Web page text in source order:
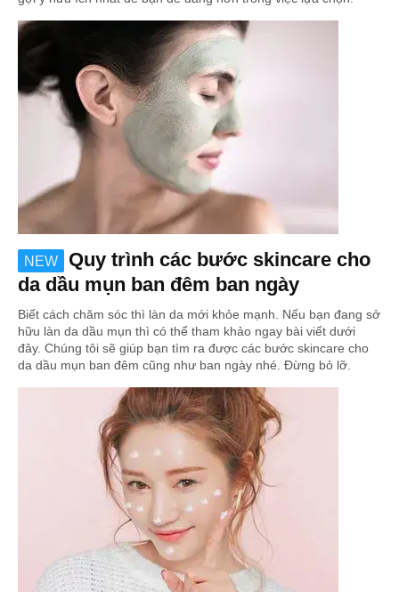
NEW
Quy trình các bước skincare cho
da dầu mụn ban đêm ban ngày
Biết cách chăm sóc thì làn da mới khỏe mạnh. Nếu bạn đang sở
hữu làn da dầu mụn thì có thể tham khảo ngay bài viết dưới
đây. Chúng tôi sẽ giúp bạn tìm ra được các bước skincare cho
da dầu mụn ban đêm cũng như ban ngày nhé. Đừng bỏ lỡ.